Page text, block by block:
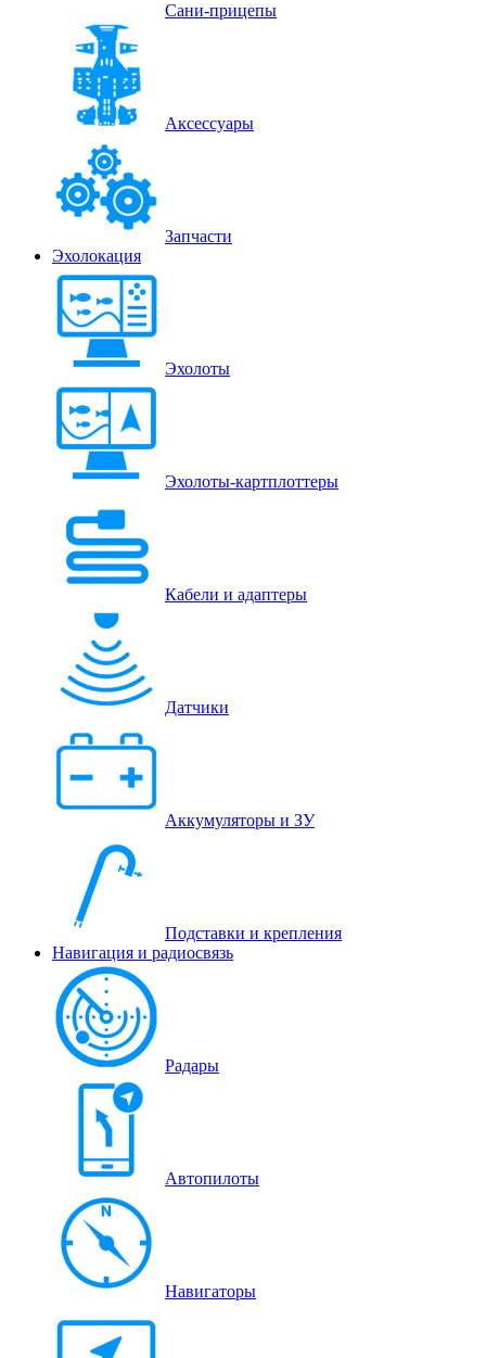
Сани-прицепы
Аксессуары
Запчасти
Эхолокация
Эхолоты
Эхолоты-картплоттеры
Кабели и адаптеры
Датчики
Аккумуляторы и ЗУ
Подставки и крепления
Навигация и радиосвязь
Радары
Автопилоты
Навигаторы